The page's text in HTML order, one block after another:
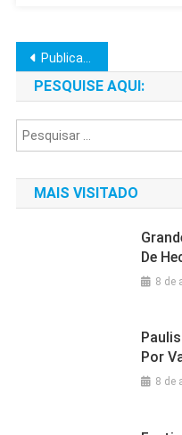
Navegação
por
posts
Publicações mais antigas
PESQUISE AQUI:
MAIS VISITADO
De
8 de
Por
8 de